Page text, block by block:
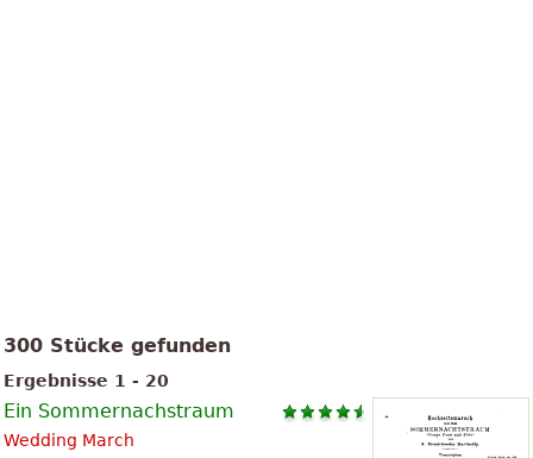
300 Stücke gefunden
Ergebnisse 1 - 20
Ein Sommernachstraum
Wedding March